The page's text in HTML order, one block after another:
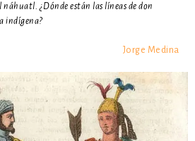
náhuatl. ¿Dónde están las líneas de don
indígena?
Jorge Medina